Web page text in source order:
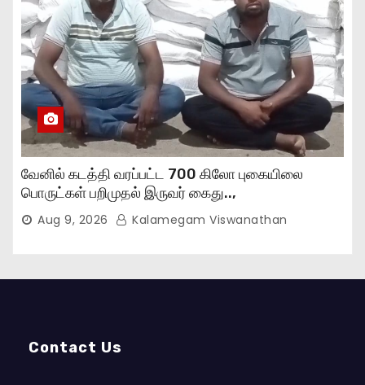
வேனில் கடத்தி வரப்பட்ட 700 கிலோ புகையிலை
பொருட்கள் பறிமுதல் இருவர் கைது..,
Aug 9, 2026 Kalamegam Viswanathan
Contact Us